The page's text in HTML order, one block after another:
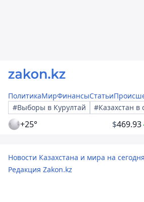
ПолитикаМирФинансыСтатьи
#Выборы в Курултай
#Казахстан в
+25° $469.93
Новости Казахстана и мира на сегодня
Редакция Zakon.kz